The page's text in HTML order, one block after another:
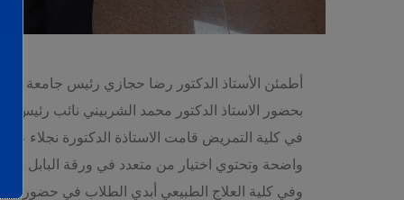
بحضور الاستاذ الدكتور محمد الشربيني نائب رئيس
في كلية التمريض قامت الاستاذة الدكتورة نجلاء
واضحة وتحتوي اختيار من متعدد في ورقة البابل شيت
وفي كلية العلاج الطبيعي أبدي الطلاب في حضور